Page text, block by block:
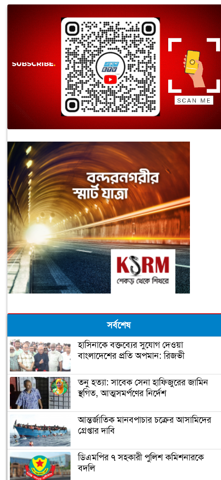
সর্বশেষ
হাসিনাকে বক্তব্যের সুযোগ দেওয়া
বাংলাদেশের প্রতি অপমান: রিজভী
তনু হত্যা: সাবেক সেনা হাফিজুরের জামিন
স্থগিত, আত্মসমর্পণের নির্দেশ
আন্তর্জাতিক মানবপাচার চক্রের আসামিদের
গ্রেপ্তার দাবি
ডিএমপির ৭ সহকারী পুলিশ কমিশনারকে
বদলি